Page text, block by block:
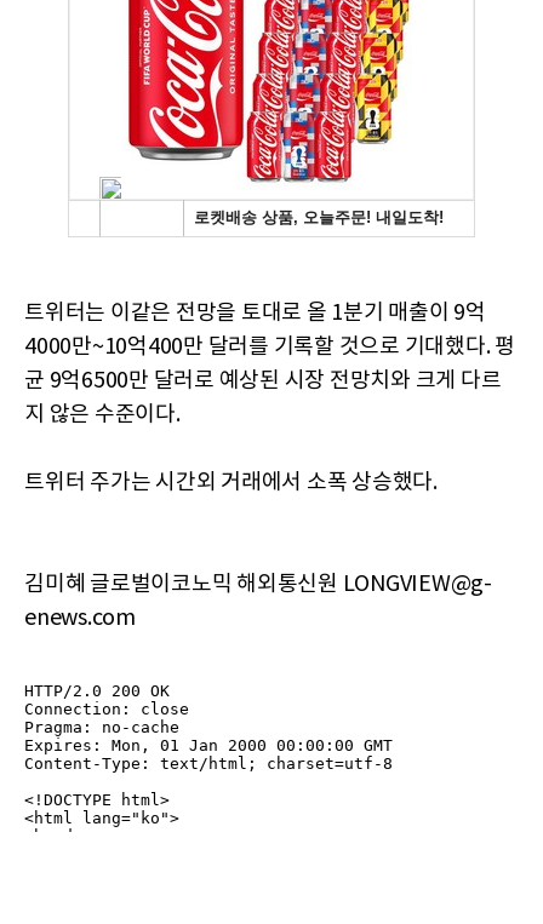
트위터는 이같은 전망을 토대로 올 1분기 매출이 9억
4000만~10억400만 달러를 기록할 것으로 기대했다. 평
균 9억6500만 달러로 예상된 시장 전망치와 크게 다르
지 않은 수준이다.
트위터 주가는 시간외 거래에서 소폭 상승했다.
김미혜 글로벌이코노믹 해외통신원 LONGVIEW@g-
enews.com